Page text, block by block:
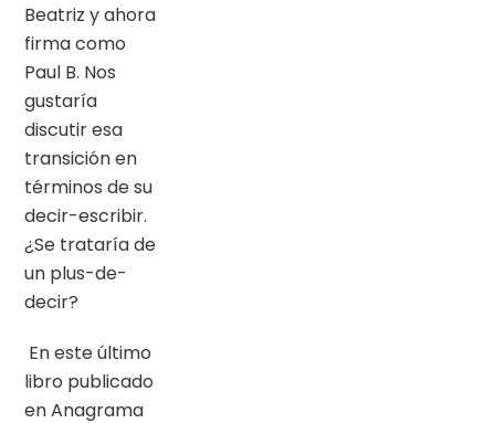
Beatriz y ahora
firma como
Paul B. Nos
gustaría
discutir esa
transición en
términos de su
decir-escribir.
¿Se trataría de
un plus-de-
decir?
En este último
libro publicado
en Anagrama